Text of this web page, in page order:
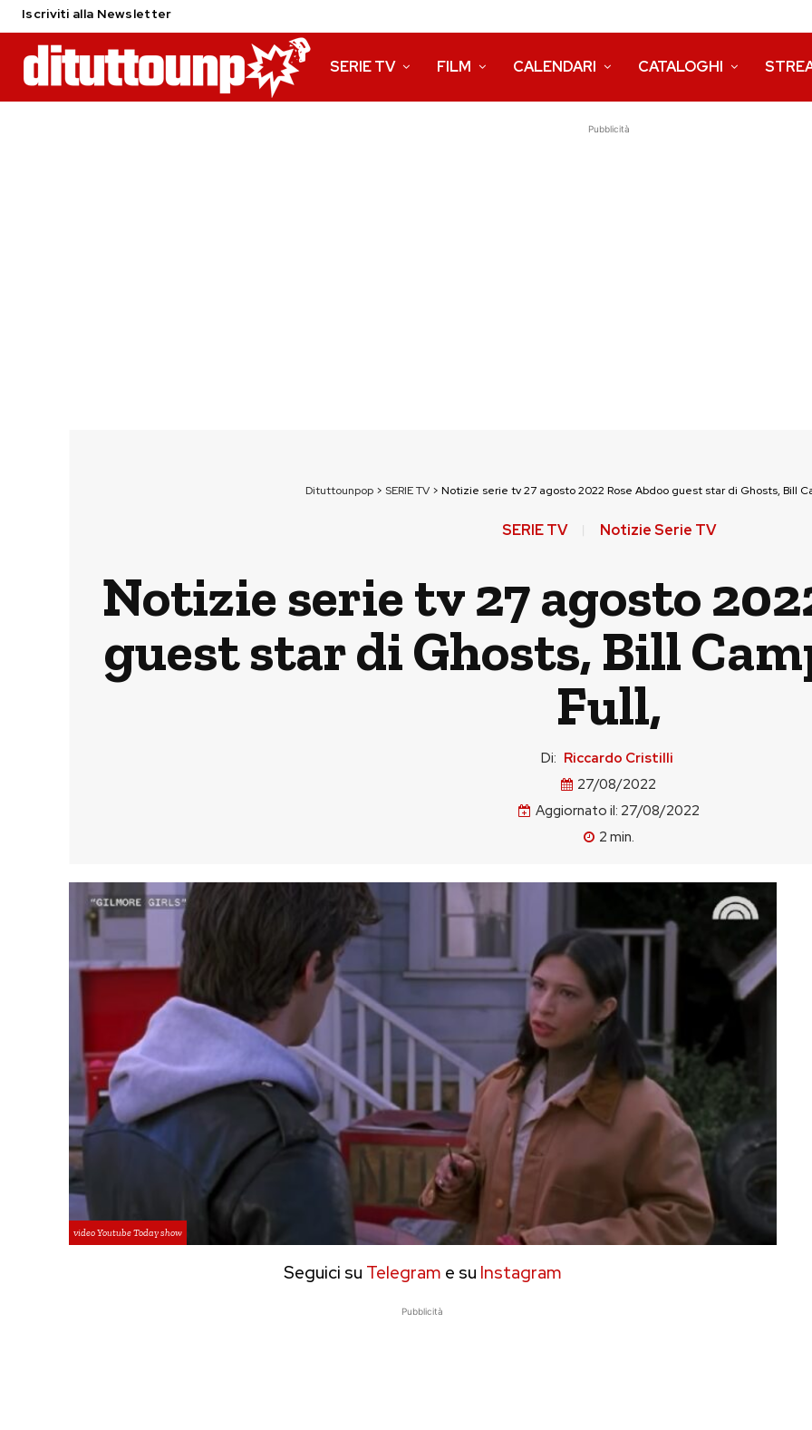
Iscriviti alla Newsletter
SERIE TV FILM CALENDARI CATALOGHI
Pubblicità
Dituttounpop > SERIE TV > Notizie serie tv 27 agosto 2022 Rose Abdoo guest star di Ghosts, Bill
SERIE TV Notizie Serie TV
Notizie serie tv 27 agosto
guest star di Ghosts, Bill
Full,
Di: Riccardo Cristilli
27/08/2022
Aggiornato il: 27/08/2022
2 min.
video Youtube Today show
Seguici su Telegram e su Instagram
Pubblicità